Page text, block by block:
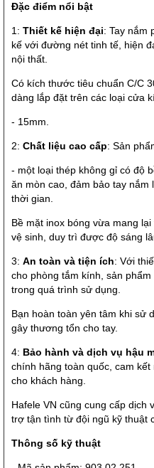
Đặc điểm nổi bật
1: Thiết kế hiện đại: Tay nắm
kế với đường nét tinh tế, hiện
nội thất.
Có kích thước tiêu chuẩn C/C
dàng lắp đặt trên các loại cửa
- 15mm.
2: Chất liệu cao cấp: Sản
- một loại thép không gỉ có độ
ăn mòn cao, đảm bảo tay nắm
thời gian.
Bề mặt inox bóng vừa mang
vệ sinh, duy trì được độ sáng
3: An toàn và tiện ích: Với
cho phòng tắm kính, sản
trong quá trình sử dụng.
Bạn hoàn toàn yên tâm khi sử
gây thương tổn cho tay.
4: Bảo hành và dịch vụ hậu
chính hãng toàn quốc, cam
cho khách hàng.
Hafele VN cũng cung cấp dịch
trợ tận tình từ đội ngũ kỹ thuật
Thông số kỹ thuật